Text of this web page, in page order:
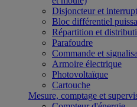
Disjoncteur et
Bloc différentiel
Répartition et
Parafoudre
Commande et
Armoire électrique
Photovoltaïque
Cartouche
Mesure, comptage et